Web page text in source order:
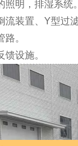
照明，排湿系统
流装置、Y型过
路。
设施。